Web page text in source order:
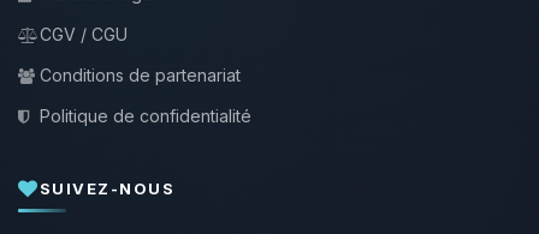
CGV / CGU
Conditions de partenariat
Politique de confidentialité
SUIVEZ-NOUS